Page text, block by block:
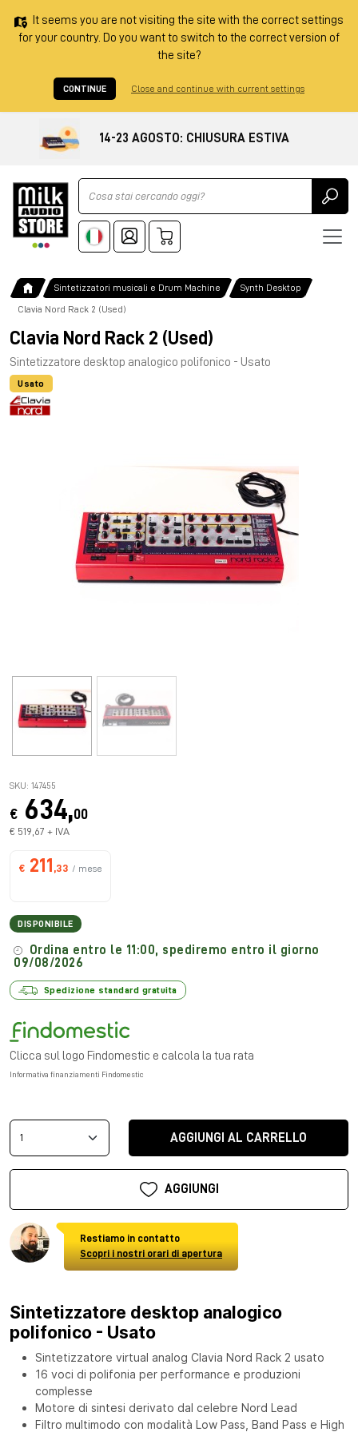
It seems you are not visiting the site with the correct settings
for your country. Do you want to switch to the correct version of
the site?
CONTINUE Close and continue with current settings
14-23 AGOSTO: CHIUSURA ESTIVA
Ricerca
Sintetizzatori musicali e Drum Machine Synth Desktop
Clavia Nord Rack 2 (Used)
Clavia Nord Rack 2 (Used)
Sintetizzatore desktop analogico polifonico - Usato
Usato
SKU: 147455
€ 634,00
€ 519,67 + IVA
€ 211 ,33 / mese
DISPONIBILE
Ordina entro le 11:00, spediremo entro il giorno
09/08/2026
Spedizione standard gratuita
Clicca sul logo Findomestic e calcola la tua rata
Informativa finanziamenti Findomestic
AGGIUNGI AL CARRELLO
AGGIUNGI
Restiamo in contatto
Scopri i nostri orari di apertura
Sintetizzatore desktop analogico
polifonico - Usato
Sintetizzatore virtual analog Clavia Nord Rack 2 usato
16 voci di polifonia per performance e produzioni
complesse
Motore di sintesi derivato dal celebre Nord Lead
Filtro multimodo con modalità Low Pass, Band Pass e High